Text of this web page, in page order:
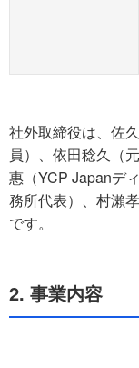
社外取締役は、佐
員）、依田稔久（
惠（YCP Japanデ
務所代表）、村瀨
です。
2. 事業内容